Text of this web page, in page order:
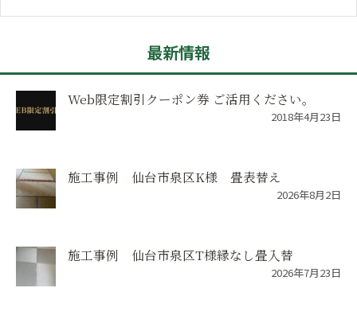
最新情報
Web限定割引クーポン券 ご活用ください。
2018年4月23日
施工事例 仙台市泉区K様 畳表替え
2026年8月2日
施工事例 仙台市泉区T様縁なし畳入替
2026年7月23日